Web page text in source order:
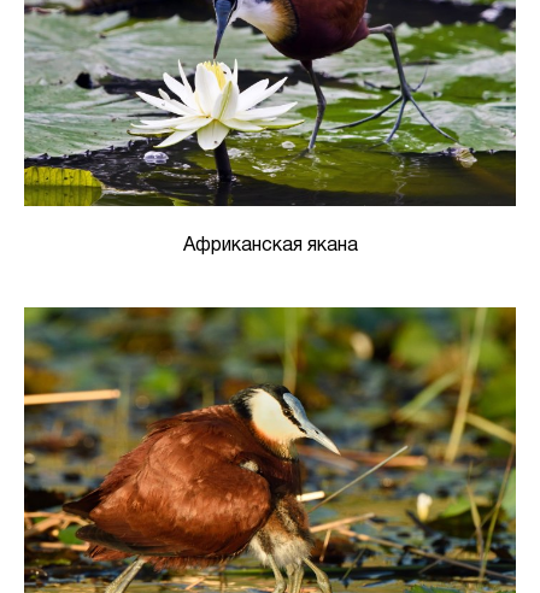
Африканская якана